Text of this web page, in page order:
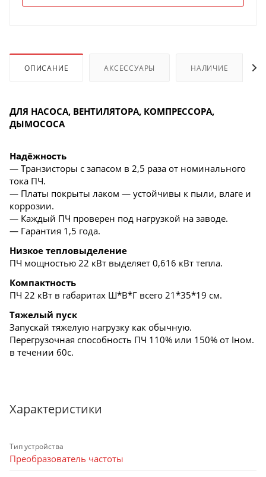
ОПИСАНИЕ АКСЕССУАРЫ НАЛИЧИЕ
ДЛЯ НАСОСА, ВЕНТИЛЯТОРА, КОМПРЕССОРА,
ДЫМОСОСА
Надёжность
— Транзисторы с запасом в 2,5 раза от номинального
тока ПЧ.
— Платы покрыты лаком — устойчивы к пыли, влаге и
коррозии.
— Каждый ПЧ проверен под нагрузкой на заводе.
— Гарантия 1,5 года.
Низкое тепловыделение
ПЧ мощностью 22 кВт выделяет 0,616 кВт тепла.
Компактность
ПЧ 22 кВт в габаритах Ш*В*Г всего 21*35*19 см.
Тяжелый пуск
Запускай тяжелую нагрузку как обычную.
Перегрузочная способность ПЧ 110% или 150% от Iном.
в течении 60с.
Характеристики
Тип устройства
Преобразователь частоты